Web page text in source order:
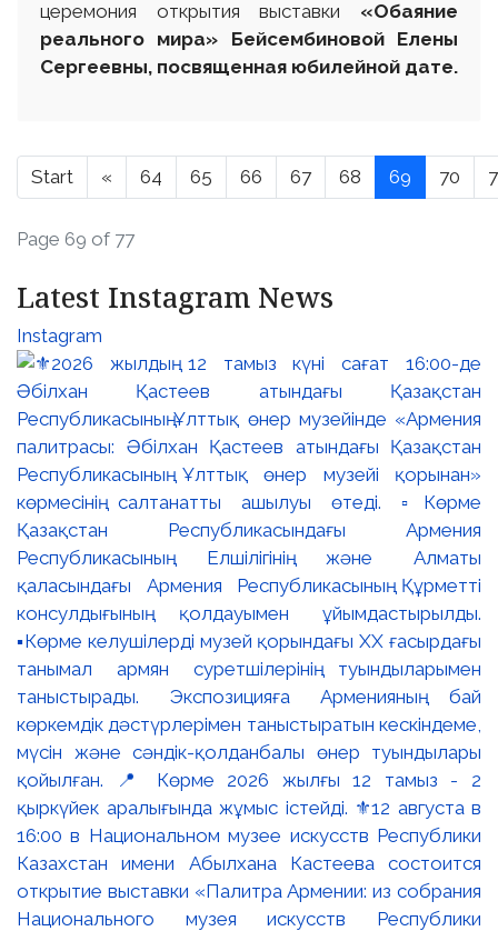
церемония открытия выставки «Обаяние
реального мира» Бейсембиновой Елены
Сергеевны, посвященная юбилейной дате.
Start « 64 65 66 67 68 69 70
Page 69 of 77
Latest Instagram News
Instagram